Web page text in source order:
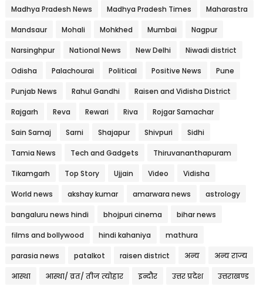
Madhya Pradesh News Madhya Pradesh Times Maharastra
Mandsaur Mohali Mohkhed Mumbai Nagpur
Narsinghpur National News New Delhi Niwadi district
Odisha Palachourai Political Positive News Pune
Punjab News Rahul Gandhi Raisen and Vidisha District
Rajgarh Reva Rewari Riva Rojgar Samachar
Sain Samaj Sarni Shajapur Shivpuri Sidhi
Tamia News Tech and Gadgets Thiruvananthapuram
Tikamgarh Top Story Ujjain Video Vidisha
World news akshay kumar amarwara news astrology
bangaluru news hindi bhojpuri cinema bihar news
films and bollywood hindi kahaniya mathura
parasia news patalkot raisen district अन्य अन्य राज्य
आस्था आस्था/ व्रत/ तीज त्‍योहार इन्दौर उत्तर प्रदेश उत्तराखण्ड